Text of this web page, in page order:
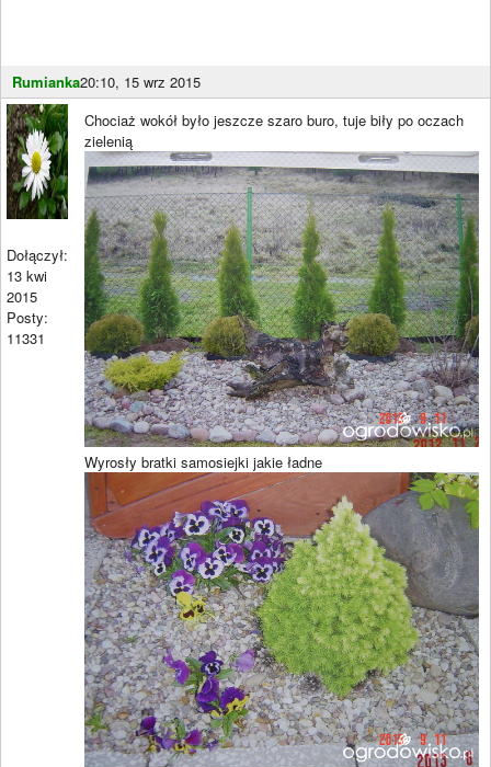
Rumianka20:10, 15 wrz 2015
Dołączył:
13 kwi
2015
Posty:
11331
Chociaż wokół było jeszcze szaro buro, tuje biły po oczach
zielenią
Wyrosły bratki samosiejki jakie ładne